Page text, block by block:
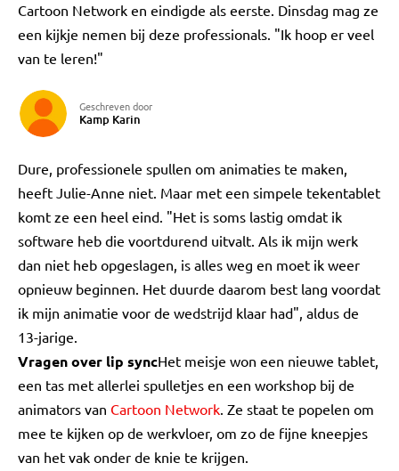
Cartoon Network en eindigde als eerste. Dinsdag mag ze
een kijkje nemen bij deze professionals. "Ik hoop er veel
van te leren!"
Geschreven door
Kamp Karin
Dure, professionele spullen om animaties te maken,
heeft Julie-Anne niet. Maar met een simpele tekentablet
komt ze een heel eind. "Het is soms lastig omdat ik
software heb die voortdurend uitvalt. Als ik mijn werk
dan niet heb opgeslagen, is alles weg en moet ik weer
opnieuw beginnen. Het duurde daarom best lang voordat
ik mijn animatie voor de wedstrijd klaar had", aldus de
13-jarige.
Vragen over lip syncHet meisje won een nieuwe tablet,
een tas met allerlei spulletjes en een workshop bij de
animators van Cartoon Network. Ze staat te popelen om
mee te kijken op de werkvloer, om zo de fijne kneepjes
van het vak onder de knie te krijgen.